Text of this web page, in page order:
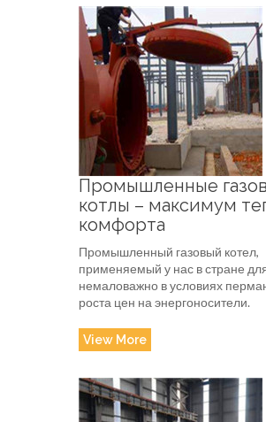
Промышленные
котлы – максимум
комфорта
Промышленный газовый котел,
применяемый у нас в стране
немаловажно в условиях
роста цен на энергоносители.
View More